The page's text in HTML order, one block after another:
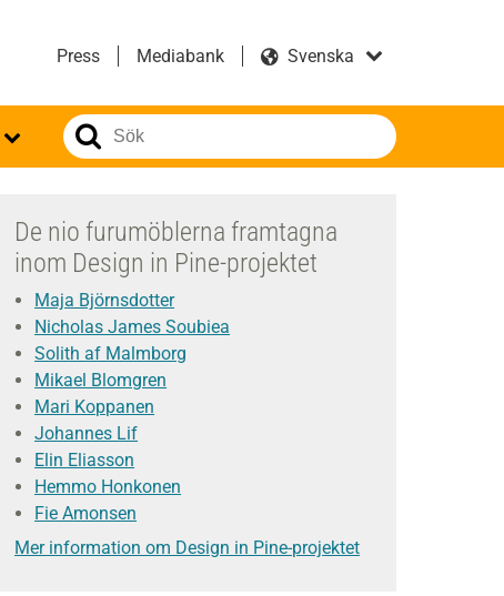
Press Mediabank
De nio furumöblerna framtagna
inom Design in Pine-projektet
Maja Björnsdotter
Nicholas James Soubiea
Solith af Malmborg
Mikael Blomgren
Mari Koppanen
Johannes Lif
Elin Eliasson
Hemmo Honkonen
Fie Amonsen
Mer information om Design in Pine-projektet